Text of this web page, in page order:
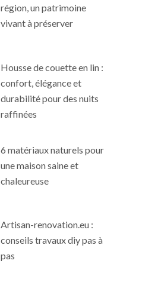
région, un patrimoine
vivant à préserver
Housse de couette en lin :
confort, élégance et
durabilité pour des nuits
raffinées
6 matériaux naturels pour
une maison saine et
chaleureuse
Artisan-renovation.eu :
conseils travaux diy pas à
pas